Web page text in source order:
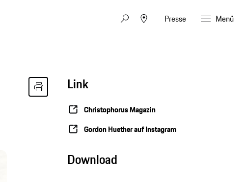
Presse Menü
Link
Christophorus Magazin
Gordon Huether auf Instagram
Download